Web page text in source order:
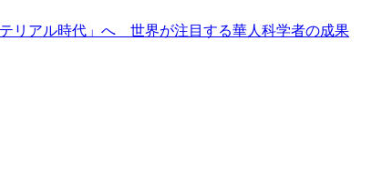
リアル時代」へ 世界が注目する華人科学者の成果